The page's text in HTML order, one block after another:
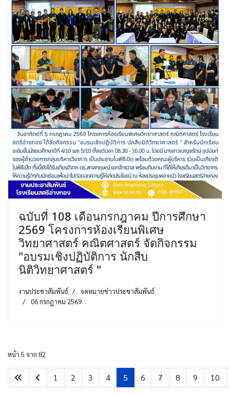
ฉบับที่ 108 เดือนกรกฎาคม ปีการศึกษา
2569 โครงการห้องเรียนพิเศษ
วิทยาศาสตร์ คณิตศาสตร์ จัดกิจกรรม
"อบรมเชิงปฏิบัติการ นักสืบ
นิติวิทยาศาสตร์ "
งานประชาสัมพันธ์
จดหมายข่าวประชาสัมพันธ์
06 กรกฎาคม 2569
หน้า 5 จาก 82
1 2 3 4 5 6 7 8 9 10